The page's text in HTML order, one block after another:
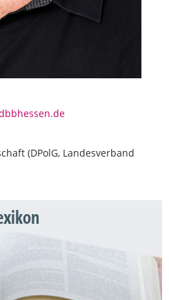
(DPolG, Landesverband